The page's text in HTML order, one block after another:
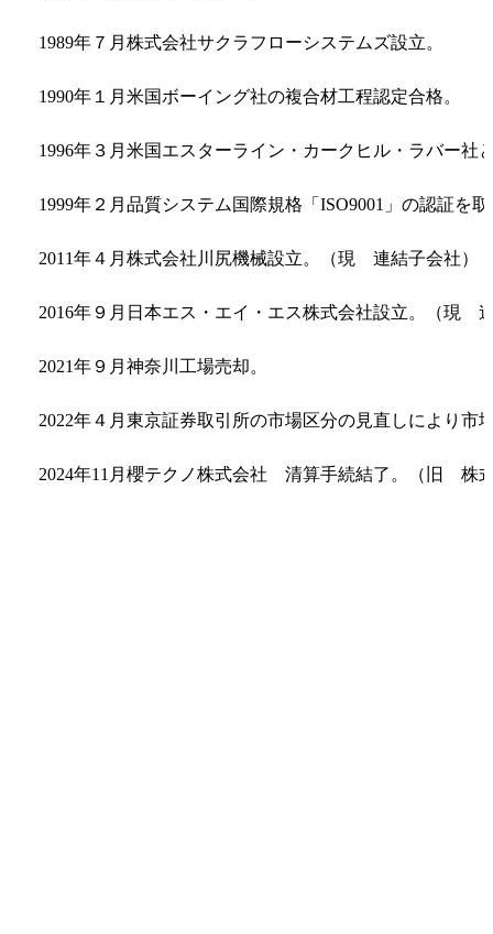
1989年７月 株式会社サクラフローシステムズ設立。
1990年１月 米国ボーイング社の複合材工程認定合格。
1996年３月 米国エスターライン・カークヒル・ラバー社
1999年２月 品質システム国際規格「ISO9001」の認証を
2011年４月 株式会社川尻機械設立。（現 連結子会社）
2016年９月 日本エス・エイ・エス株式会社設立。（現
2021年９月 神奈川工場売却。
2022年４月 東京証券取引所の市場区分の見直しにより市
2024年11月 櫻テクノ株式会社 清算手続結了。（旧 株